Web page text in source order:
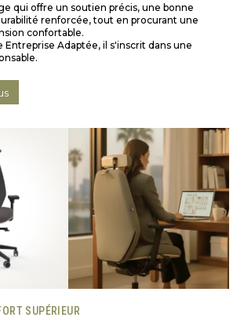
qui offre un soutien précis, une bonne
renforcée, tout en procurant une
confortable.
Entreprise Adaptée, il s'inscrit dans une
SUPÉRIEUR